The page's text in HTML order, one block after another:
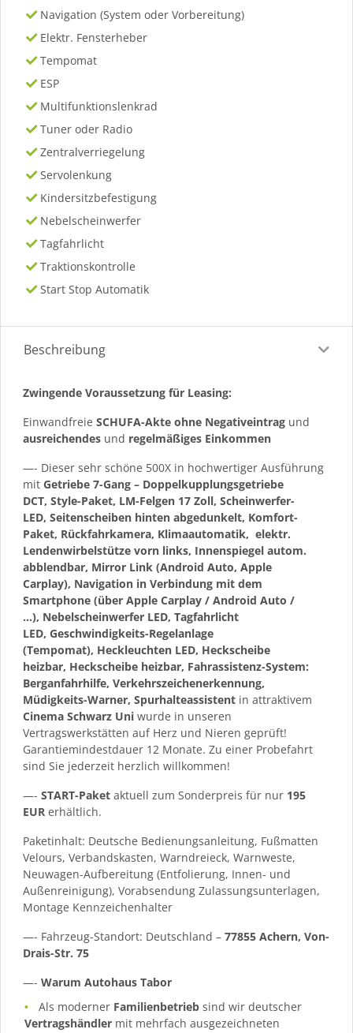
Navigation (System oder Vorbereitung)
Elektr. Fensterheber
Tempomat
ESP
Multifunktionslenkrad
Tuner oder Radio
Zentralverriegelung
Servolenkung
Kindersitzbefestigung
Nebelscheinwerfer
Tagfahrlicht
Traktionskontrolle
Start Stop Automatik
Beschreibung
Zwingende Voraussetzung für Leasing:
Einwandfreie SCHUFA-Akte ohne Negativeintrag und
ausreichendes und regelmäßiges Einkommen
—- Dieser sehr schöne 500X in hochwertiger Ausführung
mit Getriebe 7-Gang – Doppelkupplungsgetriebe
DCT, Style-Paket, LM-Felgen 17 Zoll, Scheinwerfer-
LED, Seitenscheiben hinten abgedunkelt, Komfort-
Paket, Rückfahrkamera, Klimaautomatik, elektr.
Lendenwirbelstütze vorn links, Innenspiegel autom.
abblendbar, Mirror Link (Android Auto, Apple
Carplay), Navigation in Verbindung mit dem
Smartphone (über Apple Carplay / Android Auto /
…), Nebelscheinwerfer LED, Tagfahrlicht
LED, Geschwindigkeits-Regelanlage
(Tempomat), Heckleuchten LED, Heckscheibe
heizbar, Heckscheibe heizbar, Fahrassistenz-System:
Berganfahrhilfe, Verkehrszeichenerkennung,
Müdigkeits-Warner, Spurhalteassistent in attraktivem
Cinema Schwarz Uni wurde in unseren
Vertragswerkstätten auf Herz und Nieren geprüft!
Garantiemindestdauer 12 Monate. Zu einer Probefahrt
sind Sie jederzeit herzlich willkommen!
—- START-Paket aktuell zum Sonderpreis für nur 195
EUR erhältlich.
Paketinhalt: Deutsche Bedienungsanleitung, Fußmatten
Velours, Verbandskasten, Warndreieck, Warnweste,
Neuwagen-Aufbereitung (Entfolierung, Innen- und
Außenreinigung), Vorabsendung Zulassungsunterlagen,
Montage Kennzeichenhalter
—- Fahrzeug-Standort: Deutschland – 77855 Achern, Von-
Drais-Str. 75
—- Warum Autohaus Tabor
Als moderner Familienbetrieb sind wir deutscher
Vertragshändler mit mehrfach ausgezeichneten